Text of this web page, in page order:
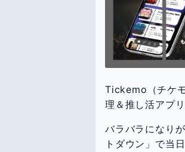
Tickemo（チケ
理＆推し活アプリ
バラバラになり
トダウン」で当